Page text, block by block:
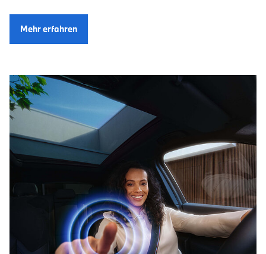
Mehr erfahren